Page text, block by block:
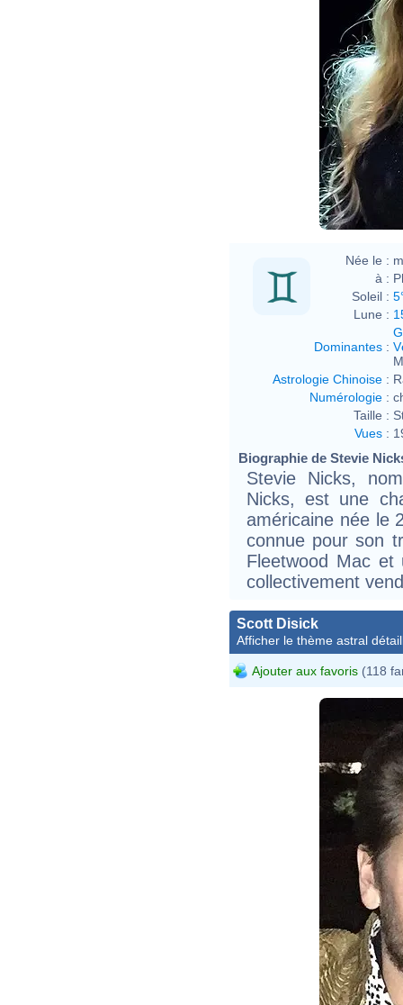
Née le :
à :
Soleil :
Lune :
Dominantes :
Astrologie Chinoise :
Numérologie :
Taille :
Vues :
Biographie de Stevie
Stevie Nicks,
Nicks, est une
américaine née le
connue pour son
Fleetwood Mac
collectivement
Scott Disick
Afficher le thème astral
Ajouter aux favoris (118